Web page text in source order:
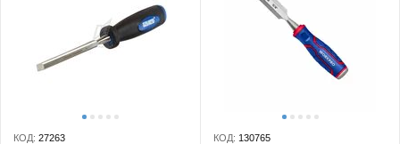
КОД: 27263 КОД: 130765